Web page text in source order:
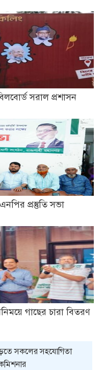
সরাল প্রশাসন
প্রস্তুতি সভা
গাছের চারা বিতরণ
সকলের সহযোগিতা